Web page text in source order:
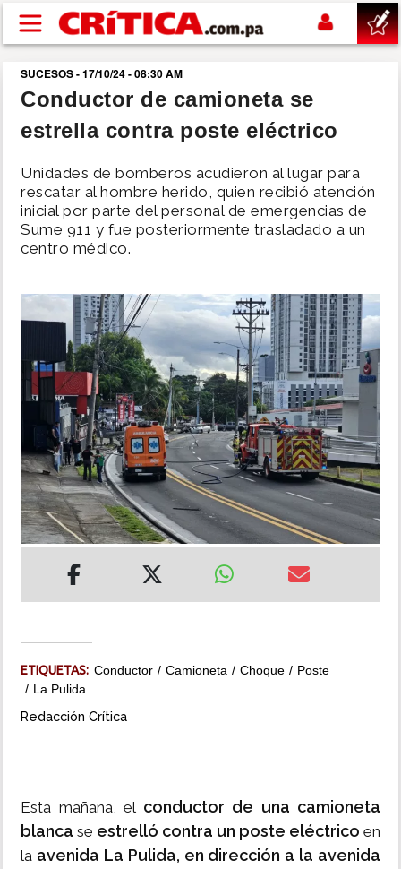
Pasar al contenido principal
buscar
SUCESOS
NACIONAL
POLÍTICA
DEPORTES
MUNDO
INSÓLITAS
MULTIMEDIA
IMPRESO
SUCESOS - 17/10/24 - 08:30 AM
Conductor de camioneta se
estrella contra poste eléctrico
Unidades de bomberos acudieron al lugar para
rescatar al hombre herido, quien recibió atención
inicial por parte del personal de emergencias de
Sume 911 y fue posteriormente trasladado a un
centro médico.
ETIQUETAS: Conductor Camioneta Choque
Poste
La Pulida
Redacción Crítica
Esta mañana, el conductor de una camioneta
blanca se estrelló contra un poste eléctrico en
la avenida La Pulida, en dirección a la avenida